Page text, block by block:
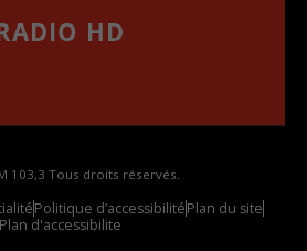
HD
103,3 Tous droits réservés.
Politique d’accessibilitéPlan du site
Plan d'accessibilite